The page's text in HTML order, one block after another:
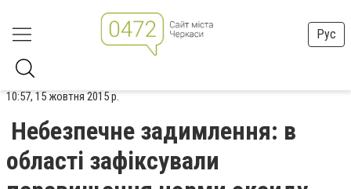
Рус
10:57, 15 жовтня 2015 р.
Небезпечне задимлення: в
області зафіксували